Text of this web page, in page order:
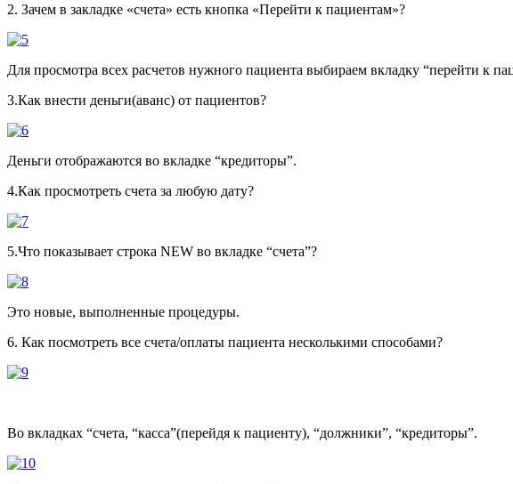
2. Зачем в закладке «счета» есть кнопка «Перейти к пациентам»?
Для просмотра всех расчетов нужного пациента выбираем вкладку “перейти
3.Как внести деньги(аванс) от пациентов?
Деньги отображаются во вкладке “кредиторы”.
4.Как просмотреть счета за любую дату?
5.Что показывает строка NEW во вкладке “счета”?
Это новые, выполненные процедуры.
6. Как посмотреть все счета/оплаты пациента несколькими способами?
Во вкладках “счета, “касса”(перейдя к пациенту), “должники”, “кредиторы”.